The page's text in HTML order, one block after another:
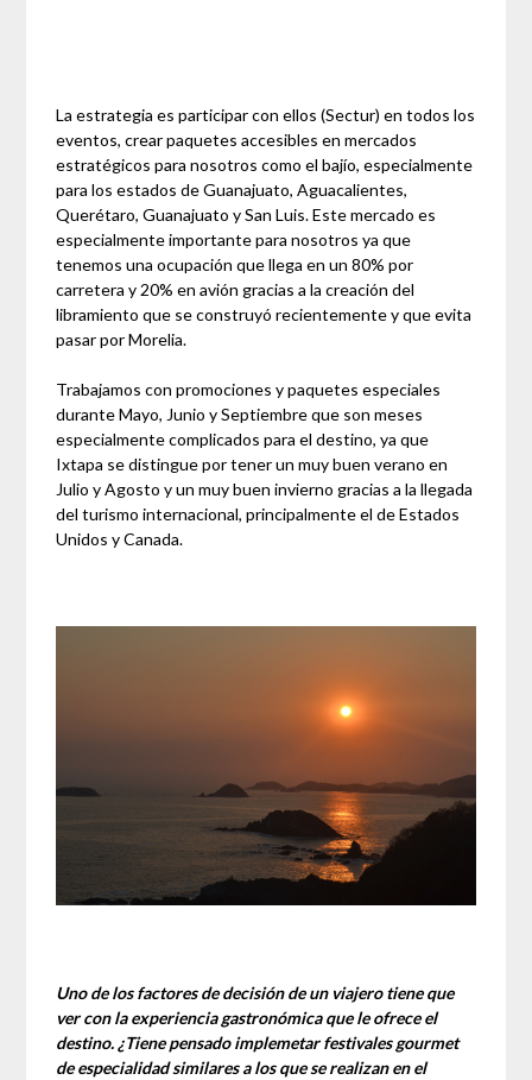
La estrategia es participar con ellos (Sectur) en todos los
eventos, crear paquetes accesibles en mercados
estratégicos para nosotros como el bajío, especialmente
para los estados de Guanajuato, Aguacalientes,
Querétaro, Guanajuato y San Luis. Este mercado es
especialmente importante para nosotros ya que
tenemos una ocupación que llega en un 80% por
carretera y 20% en avión gracias a la creación del
libramiento que se construyó recientemente y que evita
pasar por Morelia.
Trabajamos con promociones y paquetes especiales
durante Mayo, Junio y Septiembre que son meses
especialmente complicados para el destino, ya que
Ixtapa se distingue por tener un muy buen verano en
Julio y Agosto y un muy buen invierno gracias a la llegada
del turismo internacional, principalmente el de Estados
Unidos y Canada.
Uno de los factores de decisión de un viajero tiene que
ver con la experiencia gastronómica que le ofrece el
destino. ¿Tiene pensado implemetar festivales gourmet
de especialidad similares a los que se realizan en el